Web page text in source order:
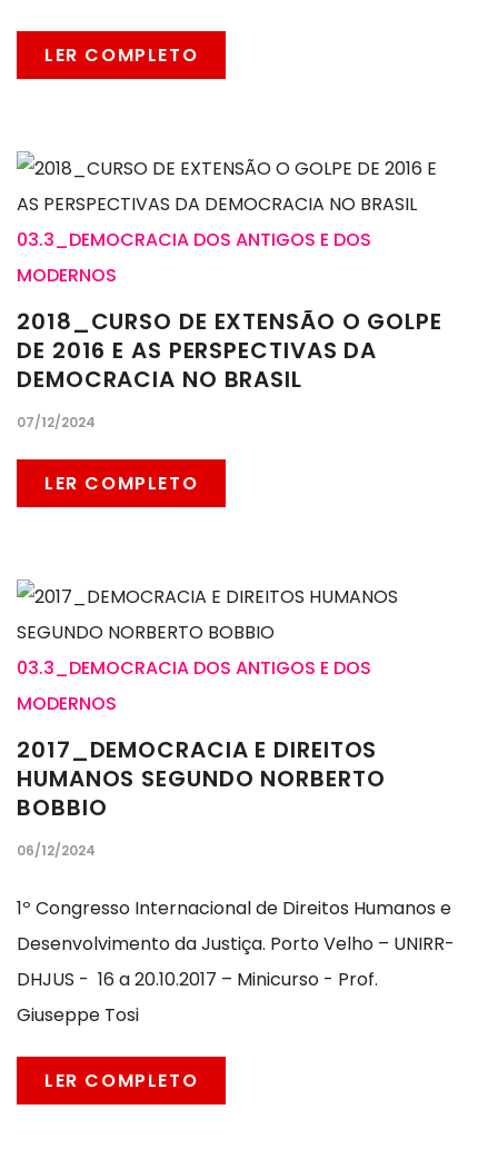
LER COMPLETO
03.3_DEMOCRACIA DOS ANTIGOS E DOS
MODERNOS
2018_CURSO DE EXTENSÃO O GOLPE
DE 2016 E AS PERSPECTIVAS DA
DEMOCRACIA NO BRASIL
07/12/2024
LER COMPLETO
03.3_DEMOCRACIA DOS ANTIGOS E DOS
MODERNOS
2017_DEMOCRACIA E DIREITOS
HUMANOS SEGUNDO NORBERTO
BOBBIO
06/12/2024
1º Congresso Internacional de Direitos Humanos e
Desenvolvimento da Justiça. Porto Velho – UNIRR-
DHJUS - 16 a 20.10.2017 – Minicurso - Prof.
Giuseppe Tosi
LER COMPLETO